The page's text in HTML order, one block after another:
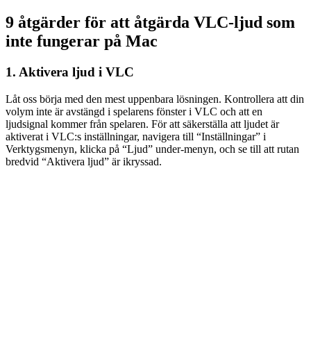
9 åtgärder för att åtgärda VLC-ljud som
inte fungerar på Mac
1. Aktivera ljud i VLC
Låt oss börja med den mest uppenbara lösningen. Kontrollera att din
volym inte är avstängd i spelarens fönster i VLC och att en
ljudsignal kommer från spelaren. För att säkerställa att ljudet är
aktiverat i VLC:s inställningar, navigera till “Inställningar” i
Verktygsmenyn, klicka på “Ljud” under-menyn, och se till att rutan
bredvid “Aktivera ljud” är ikryssad.